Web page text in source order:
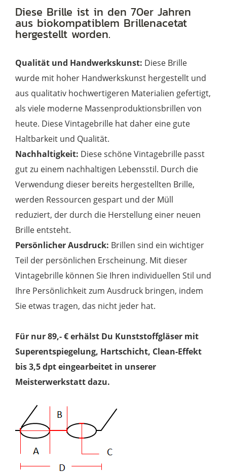
Diese Brille ist in den 70er Jahren
aus biokompatiblem Brillenacetat
hergestellt worden.
Qualität und Handwerkskunst: Diese Brille
wurde mit hoher Handwerkskunst hergestellt und
aus qualitativ hochwertigeren Materialien gefertigt,
als viele moderne Massenproduktionsbrillen von
heute. Diese Vintagebrille hat daher eine gute
Haltbarkeit und Qualität.
Nachhaltigkeit: Diese schöne Vintagebrille passt
gut zu einem nachhaltigen Lebensstil. Durch die
Verwendung dieser bereits hergestellten Brille,
werden Ressourcen gespart und der Müll
reduziert, der durch die Herstellung einer neuen
Brille entsteht.
Persönlicher Ausdruck: Brillen sind ein wichtiger
Teil der persönlichen Erscheinung. Mit dieser
Vintagebrille können Sie Ihren individuellen Stil und
Ihre Persönlichkeit zum Ausdruck bringen, indem
Sie etwas tragen, das nicht jeder hat.
Für nur 89,- € erhälst Du Kunststoffgläser mit
Superentspiegelung, Hartschicht, Clean-Effekt
bis 3,5 dpt eingearbeitet in unserer
Meisterwerkstatt dazu.